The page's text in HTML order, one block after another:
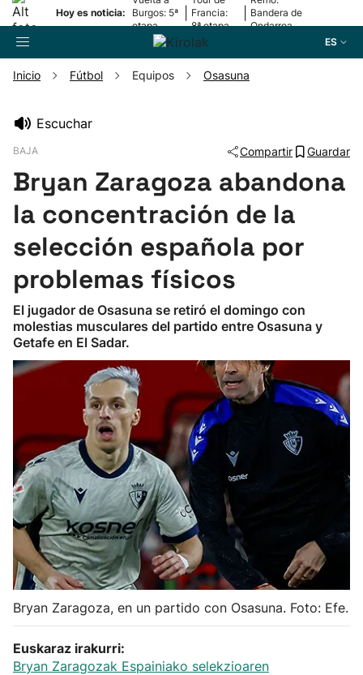
Hoy es noticia:
Burgos: 5ª
etapa
Francia:
8ª etapa
Bandera de
Ondarroa
ES
Pelota
Remo
Baloncesto
Ciclismo
Herri-kirolak
Balonmano
Kirolak 360
Atletismo
Carreras de montaña
Más deportes
"Helmuga"
Inicio Fútbol Equipos Osasuna
Escuchar
BAJA Compartir Guardar
Bryan Zaragoza abandona
la concentración de la
selección española por
problemas físicos
El jugador de Osasuna se retiró el domingo con
molestias musculares del partido entre Osasuna y
Getafe en El Sadar.
Bryan Zaragoza, en un partido con Osasuna. Foto: Efe.
Euskaraz irakurri:
Bryan Zaragozak Espainiako selekzioaren